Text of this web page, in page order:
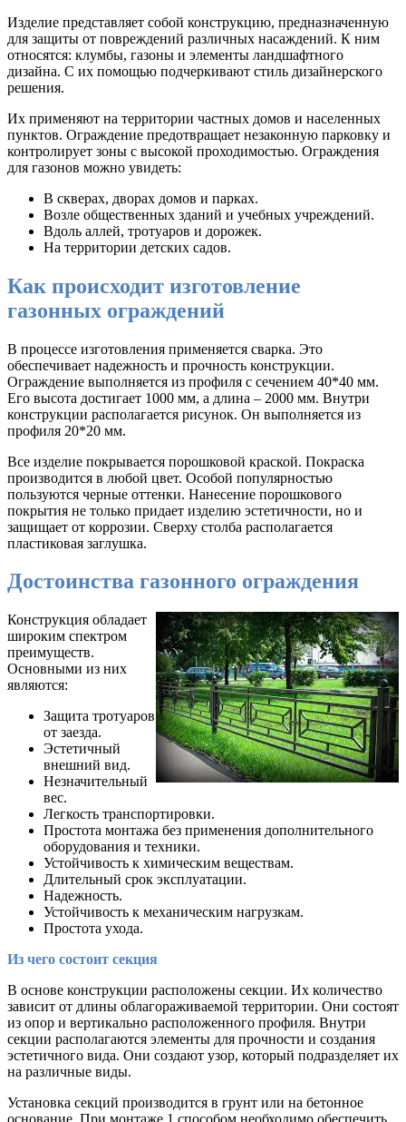
Изделие представляет собой конструкцию, предназначенную
для защиты от повреждений различных насаждений. К ним
относятся: клумбы, газоны и элементы ландшафтного
дизайна. С их помощью подчеркивают стиль дизайнерского
решения.
Их применяют на территории частных домов и населенных
пунктов. Ограждение предотвращает незаконную парковку и
контролирует зоны с высокой проходимостью. Ограждения
для газонов можно увидеть:
В скверах, дворах домов и парках.
Возле общественных зданий и учебных учреждений.
Вдоль аллей, тротуаров и дорожек.
На территории детских садов.
Как происходит изготовление
газонных ограждений
В процессе изготовления применяется сварка. Это
обеспечивает надежность и прочность конструкции.
Ограждение выполняется из профиля с сечением 40*40 мм.
Его высота достигает 1000 мм, а длина – 2000 мм. Внутри
конструкции располагается рисунок. Он выполняется из
профиля 20*20 мм.
Все изделие покрывается порошковой краской. Покраска
производится в любой цвет. Особой популярностью
пользуются черные оттенки. Нанесение порошкового
покрытия не только придает изделию эстетичности, но и
защищает от коррозии. Сверху столба располагается
пластиковая заглушка.
Достоинства газонного ограждения
Конструкция обладает
широким спектром
преимуществ.
Основными из них
являются:
Защита тротуаров
от заезда.
Эстетичный
внешний вид.
Незначительный
вес.
Легкость транспортировки.
Простота монтажа без применения дополнительного
оборудования и техники.
Устойчивость к химическим веществам.
Длительный срок эксплуатации.
Надежность.
Устойчивость к механическим нагрузкам.
Простота ухода.
Из чего состоит секция
В основе конструкции расположены секции. Их количество
зависит от длины облагораживаемой территории. Они состоят
из опор и вертикально расположенного профиля. Внутри
секции располагаются элементы для прочности и создания
эстетичного вида. Они создают узор, который подразделяет их
на различные виды.
Установка секций производится в грунт или на бетонное